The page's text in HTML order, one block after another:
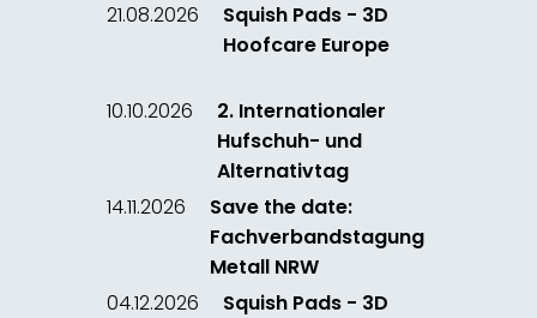
21.08.2026
Squish Pads - 3D
Hoofcare Europe
10.10.2026
2. Internationaler
Hufschuh- und
Alternativtag
14.11.2026
Save the date:
Fachverbandstagung
Metall NRW
04.12.2026
Squish Pads - 3D